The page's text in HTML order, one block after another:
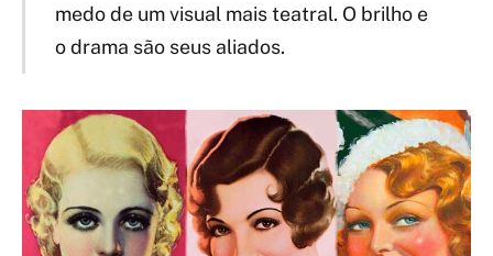
medo de um visual mais teatral. O brilho e
o drama são seus aliados.